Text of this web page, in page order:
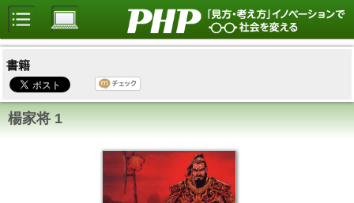
書籍
楊家将 1